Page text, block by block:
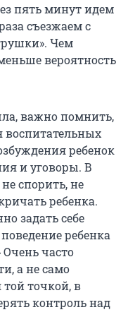
пять минут идем
съезжаем с
Чем
вероятность
важно помнить,
ребенок
и уговоры. В
спорить, не
ребенка.
задать себе
ребенка
Очень часто
а не само
той точкой, в
контроль над